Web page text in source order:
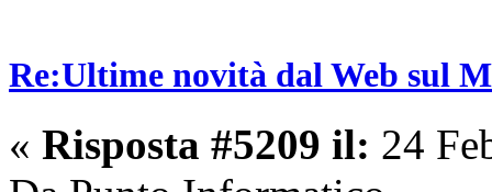
Re:Ultime novità dal Web sul
« Risposta #5209 il: 24